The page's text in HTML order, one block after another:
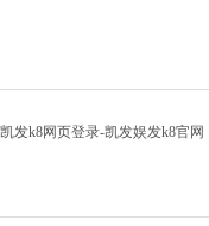
凯发k8网页登录-凯发娱发k8官网